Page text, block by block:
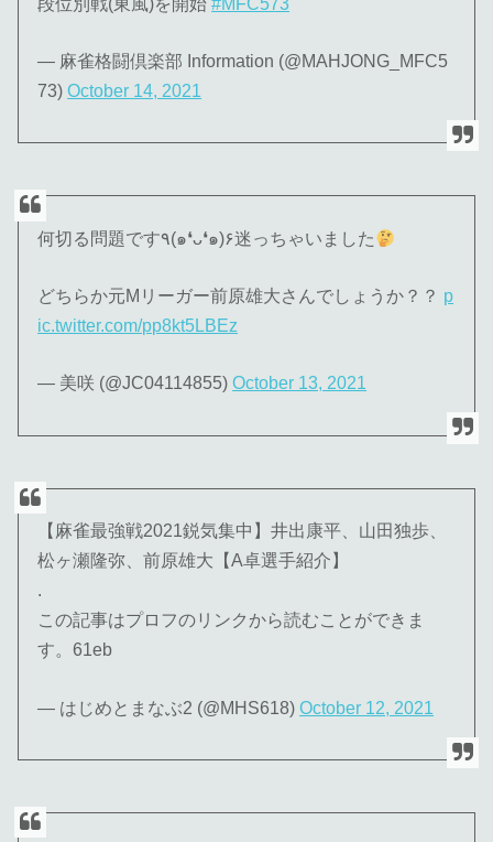
段位別戦(東風)を開始#MFC573
— 麻雀格闘倶楽部 Information (@MAHJONG_MFC5
73)October 14, 2021
何切る問題です٩(๑❛ᴗ❛๑)۶迷っちゃいました
どちらか元Mリーガー前原雄大さんでしょうか？？ p
ic.twitter.com/pp8kt5LBEz
— 美咲 (@JC04114855)October 13, 2021
【麻雀最強戦2021鋭気集中】井出康平、山田独歩、
松ヶ瀬隆弥、前原雄大【A卓選手紹介】
.
この記事はプロフのリンクから読むことができま
す。61eb
— はじめとまなぶ2 (@MHS618)October 12, 2021